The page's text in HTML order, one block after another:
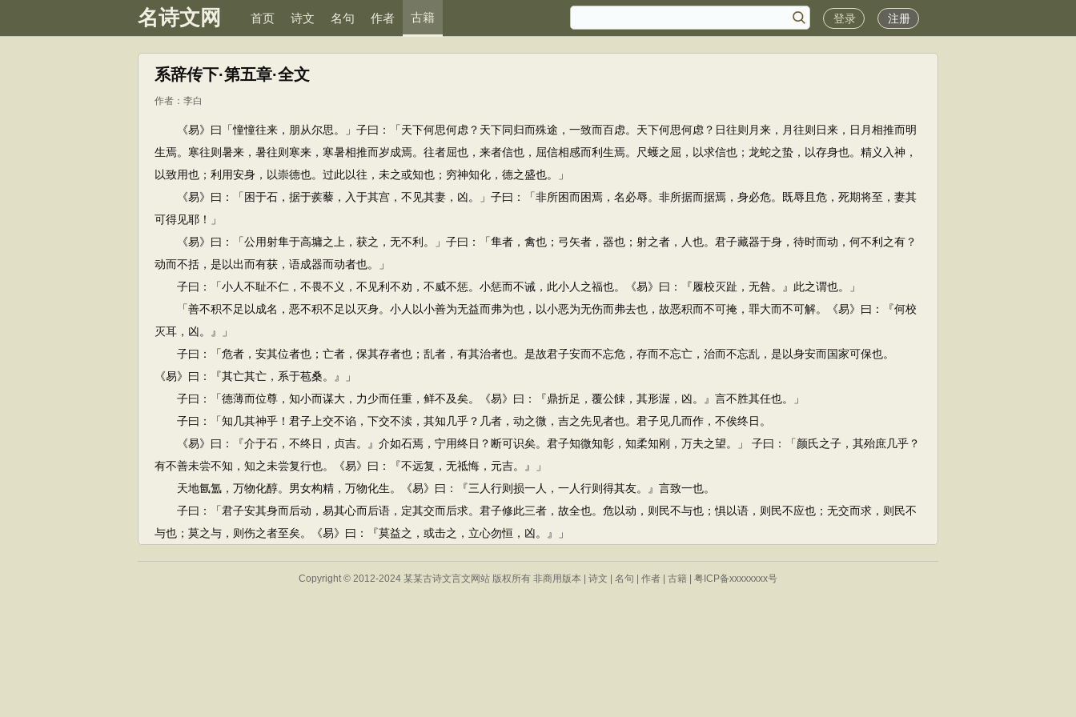
名诗文网 首页 诗文 名句 作者 古籍 登录 注册
系辞传下·第五章·全文
作者： 李白
《易》曰「憧憧往来，朋从尔思。」子曰：「天下何思何虑？天下同归而殊途，一致而百虑。天下何思何虑？日往则月来，月往则日来，日月相推而明
生焉。寒往则暑来，暑往则寒来，寒暑相推而岁成焉。往者屈也，来者信也，屈信相感而利生焉。尺蠖之屈，以求信也；龙蛇之蛰，以存身也。精义入神，
以致用也；利用安身，以崇德也。过此以往，未之或知也；穷神知化，德之盛也。」
《易》曰：「困于石，据于蒺藜，入于其宫，不见其妻，凶。」子曰：「非所困而困焉，名必辱。非所据而据焉，身必危。既辱且危，死期将至，妻其
可得见耶！」
《易》曰：「公用射隼于高墉之上，获之，无不利。」子曰：「隼者，禽也；弓矢者，器也；射之者，人也。君子藏器于身，待时而动，何不利之有？
动而不括，是以出而有获，语成器而动者也。」
子曰：「小人不耻不仁，不畏不义，不见利不劝，不威不惩。小惩而不诫，此小人之福也。《易》曰：『履校灭趾，无咎。』此之谓也。」
「善不积不足以成名，恶不积不足以灭身。小人以小善为无益而弗为也，以小恶为无伤而弗去也，故恶积而不可掩，罪大而不可解。《易》曰：『何校
灭耳，凶。』」
子曰：「危者，安其位者也；亡者，保其存者也；乱者，有其治者也。是故君子安而不忘危，存而不忘亡，治而不忘乱，是以身安而国家可保也。
《易》曰：『其亡其亡，系于苞桑。』」
子曰：「德薄而位尊，知小而谋大，力少而任重，鲜不及矣。《易》曰：『鼎折足，覆公餗，其形渥，凶。』言不胜其任也。」
子曰：「知几其神乎！君子上交不谄，下交不渎，其知几乎？几者，动之微，吉之先见者也。君子见几而作，不俟终日。
《易》曰：『介于石，不终日，贞吉。』介如石焉，宁用终日？断可识矣。君子知微知彰，知柔知刚，万夫之望。」 子曰：「颜氏之子，其殆庶几乎？
有不善未尝不知，知之未尝复行也。《易》曰：『不远复，无祗悔，元吉。』」
天地氤氲，万物化醇。男女构精，万物化生。《易》曰：『三人行则损一人，一人行则得其友。』言致一也。
子曰：「君子安其身而后动，易其心而后语，定其交而后求。君子修此三者，故全也。危以动，则民不与也；惧以语，则民不应也；无交而求，则民不
与也；莫之与，则伤之者至矣。《易》曰：『莫益之，或击之，立心勿恒，凶。』」
Copyright © 2012-2024 某某古诗文言文网站 版权所有 非商用版本 | 诗文 名句 作者 古籍 粤ICP备xxxxxxxx号